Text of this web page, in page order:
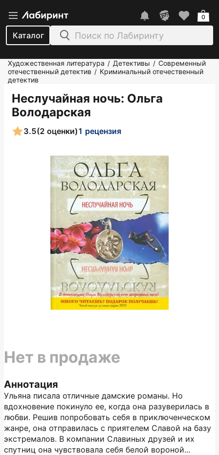
Каталог
0
Художественная литература / Детективы / Современный
отечественный детектив / Криминальный отечественный
детектив
Неслучайная ночь: Ольга
Володарская
3.5(2 оценки)1 рецензия
Аннотация
Ульяна писала отличные дамские романы. Но
вдохновение покинуло ее, когда она разуверилась в
любви. Решив попробовать себя в приключенческом
жанре, она отправилась с приятелем Славой на базу
экстремалов. В компании Славиных друзей и их
спутниц она чувствовала себя белой вороной...
Нет в продаже